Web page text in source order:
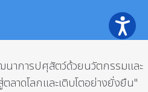
าการปศุสัตว์ด้วยนวัตกรรมและ
ลาดโลกและเติบโตอย่างยั่งยืน"